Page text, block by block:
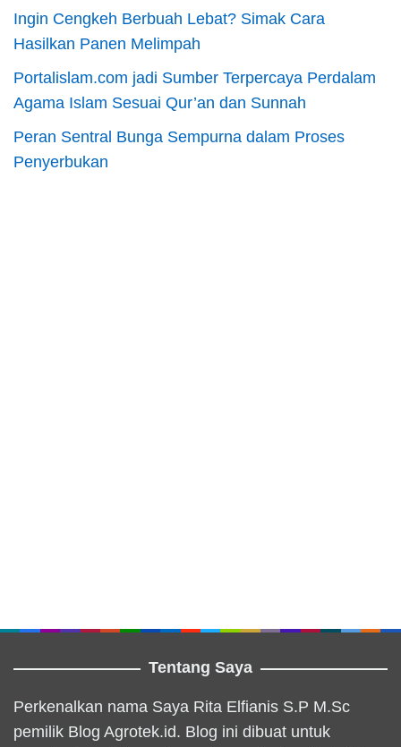
Ingin Cengkeh Berbuah Lebat? Simak Cara
Hasilkan Panen Melimpah
Portalislam.com jadi Sumber Terpercaya Perdalam
Agama Islam Sesuai Qur’an dan Sunnah
Peran Sentral Bunga Sempurna dalam Proses
Penyerbukan
Tentang Saya
Perkenalkan nama Saya Rita Elfianis S.P M.Sc
pemilik Blog Agrotek.id. Blog ini dibuat untuk